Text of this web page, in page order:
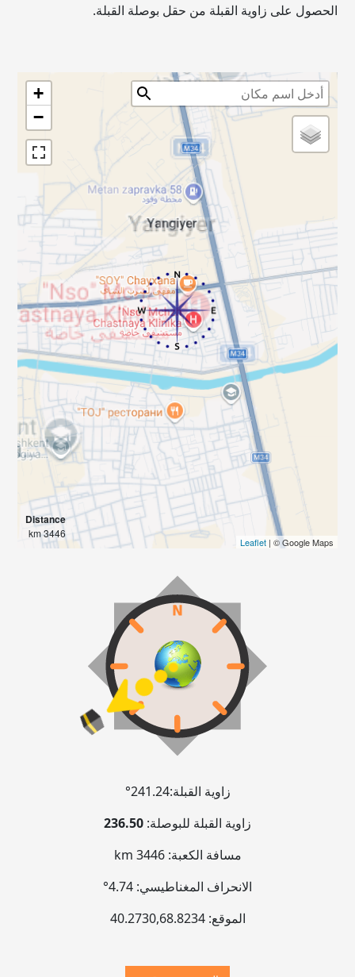
الحصول على زاوية القبلة من حقل بوصلة القبلة.
+
−
Distance
3446 km
Leaflet| © Google Maps
زاوية القبلة:241.24°
زاوية القبلة للبوصلة: 236.50
مسافة الكعبة:3446 km
الانحراف المغناطيسي: 4.74°
الموقع:
40.2730,68.8234